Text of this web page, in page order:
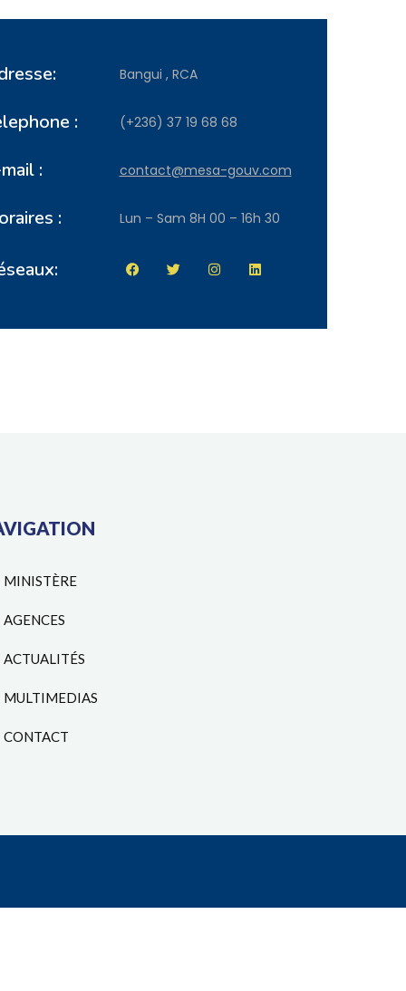
Bangui , RCA
: (+236) 37 19 68 68
: contact@mesa-gouv.com
: Lun – Sam 8H 00 – 16h 30
MINISTÈRE
AGENCES
ACTUALITÉS
MULTIMEDIAS
CONTACT